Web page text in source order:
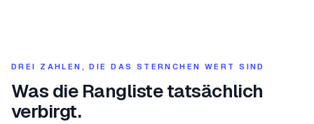
DREI ZAHLEN, DIE DAS STERNCHEN WERT SIND
Was die Rangliste tatsächlich
verbirgt.